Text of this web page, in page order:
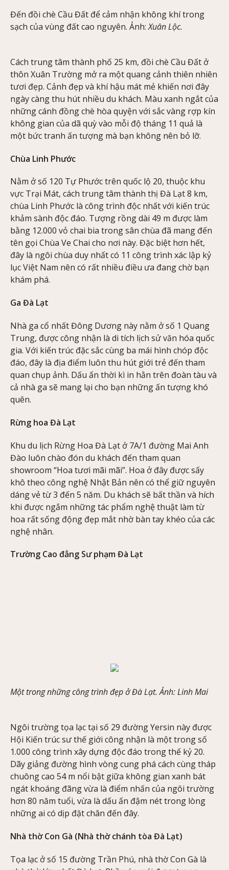
Đến đồi chè Cầu Đất để cảm nhận không khí trong
sạch của vùng đất cao nguyên. Ảnh:Xuân Lộc.
Cách trung tâm thành phố 25 km, đồi chè Cầu Đất ở
thôn Xuân Trường mở ra một quang cảnh thiên nhiên
tươi đẹp. Cảnh đẹp và khí hậu mát mẻ khiến nơi đây
ngày càng thu hút nhiều du khách. Màu xanh ngắt của
những cánh đồng chè hòa quyện với sắc vàng rợp kín
không gian của dã quỳ vào mỗi độ tháng 11 quả là
một bức tranh ấn tượng mà bạn không nên bỏ lỡ.
Chùa Linh Phước
Nằm ở số 120 Tự Phước trên quốc lộ 20, thuộc khu
vực Trại Mát, cách trung tâm thành thị Đà Lạt 8 km,
chùa Linh Phước là công trình độc nhất với kiến trúc
khảm sành độc đáo. Tượng rồng dài 49 m được làm
bằng 12.000 vỏ chai bia trong sân chùa đã mang đến
tên gọi Chùa Ve Chai cho nơi này. Đặc biệt hơn hết,
đây là ngôi chùa duy nhất có 11 công trình xác lập kỷ
lục Việt Nam nên có rất nhiều điều ưa đang chờ bạn
khám phá.
Ga Đà Lạt
Nhà ga cổ nhất Đông Dương này nằm ở số 1 Quang
Trung, được công nhận là di tích lịch sử văn hóa quốc
gia. Với kiến trúc đặc sắc cùng ba mái hình chóp độc
đáo, đây là địa điểm luôn thu hút giới trẻ đến tham
quan chụp ảnh. Dấu ấn thời kì in hằn trên đoàn tàu và
cả nhà ga sẽ mang lại cho bạn những ấn tượng khó
quên.
Rừng hoa Đà Lạt
Khu du lịch Rừng Hoa Đà Lạt ở 7A/1 đường Mai Anh
Đào luôn chào đón du khách đến tham quan
showroom “Hoa tươi mãi mãi”. Hoa ở đây được sấy
khô theo công nghệ Nhật Bản nên có thể giữ nguyên
dáng vẻ từ 3 đến 5 năm. Du khách sẽ bất thần và hích
khi được ngắm những tác phẩm nghệ thuật làm từ
hoa rất sống động đẹp mắt nhờ bàn tay khéo của các
nghệ nhân.
Trường Cao đẳng Sư phạm Đà Lạt
Một trong những công trình đẹp ở Đà Lạt. Ảnh: Linh Mai
Ngôi trường tọa lạc tại số 29 đường Yersin này được
Hội Kiến trúc sư thế giới công nhận là một trong số
1.000 công trình xây dựng độc đáo trong thế kỷ 20.
Dãy giảng đường hình vòng cung phá cách cùng tháp
chuông cao 54 m nổi bật giữa không gian xanh bát
ngát khoáng đãng vừa là điểm nhấn của ngôi trường
hơn 80 năm tuổi, vừa là dấu ấn đậm nét trong lòng
những ai có dịp đặt chân đến đây.
Nhà thờ Con Gà (Nhà thờ chánh tòa Đà Lạt)
Tọa lạc ở số 15 đường Trần Phú, nhà thờ Con Gà là